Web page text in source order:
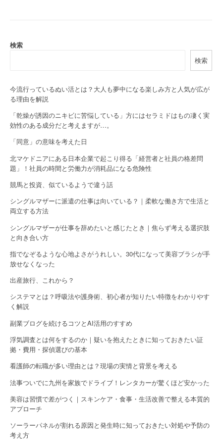
a
g
a
t
o
n
検索
検索
今流行っているぬい活とは？大人も夢中になる楽しみ方と人気が広が
る理由を解説
「乾燥が誘因のニキビに苦悩している」方にはセラミドはもの凄く実
効性のある成分だと考えますが…。
「同意」の意味を考えた日
北マケドニアにある日本企業で起こり得る「経営者と社員の格差問
題」！社員の時間と労働力が消耗品になる危険性
競馬と投資、似ているようで違う話
シングルマザーに派遣の仕事は向いている？｜柔軟な働き方で生活と
両立する方法
シングルマザーが仕事を辞めたいと感じたとき｜焦らず考える選択肢
と向き合い方
指でなぞるような心地よさがうれしい。30代になって美容ブラシが手
放せなくなった
出産旅行、これから？
システマとは？呼吸法や護身術、初心者が知りたい特徴をわかりやす
く解説
副業ブログを続けるコツとAI活用のすすめ
浮気調査とは何をするのか｜疑いを抱えたときに知っておきたい証
拠・費用・探偵選びの基本
看護師の転職が多い理由とは？現場の実情と背景を考える
法事ついでに九州を家族でドライブ！レンタカーが驚くほど安かった
美容は習慣で差がつく｜スキンケア・食事・生活改善で整える本質的
アプローチ
ソーラーパネルが割れる原因と発生時に知っておきたい対処や予防の
考え方